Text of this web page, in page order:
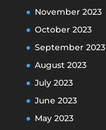
November 2023
October 2023
September 2023
August 2023
July 2023
June 2023
May 2023